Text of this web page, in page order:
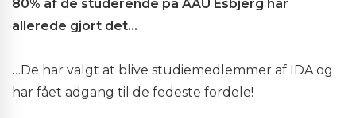
80% af de studerende på AAU Esbjerg har
allerede gjort det…
…De har valgt at blive studiemedlemmer af IDA og
har fået adgang til de fedeste fordele!